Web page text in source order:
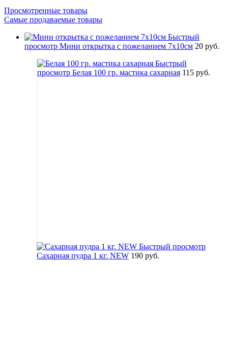
Просмотренные товары
Самые продаваемые товары
Быстрый
просмотр Мини открытка с пожеланием 7х10см 20 руб.
Быстрый
просмотр Белая 100 гр. мастика сахарная 115 руб.
Быстрый просмотр
Сахарная пудра 1 кг. NEW 190 руб.